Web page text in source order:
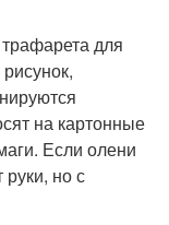
для
на картонные
Если олени
но с